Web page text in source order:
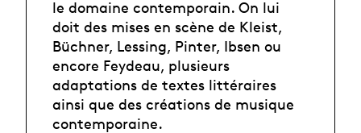
le domaine contemporain. On lui
doit des mises en scène de Kleist,
Büchner, Lessing, Pinter, Ibsen ou
encore Feydeau, plusieurs
adaptations de textes littéraires
ainsi que des créations de musique
contemporaine.